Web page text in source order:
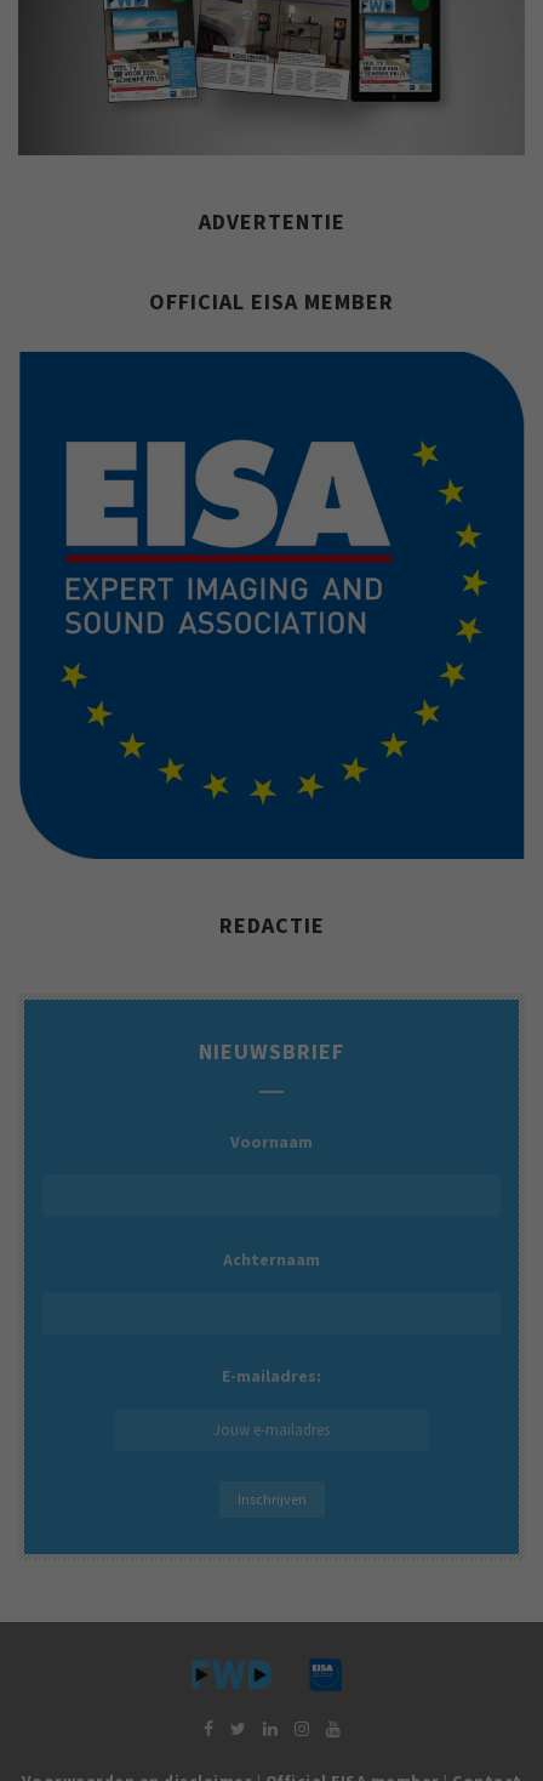
ADVERTENTIE
OFFICIAL EISA MEMBER
REDACTIE
NIEUWSBRIEF
Voornaam
Achternaam
E-mailadres: